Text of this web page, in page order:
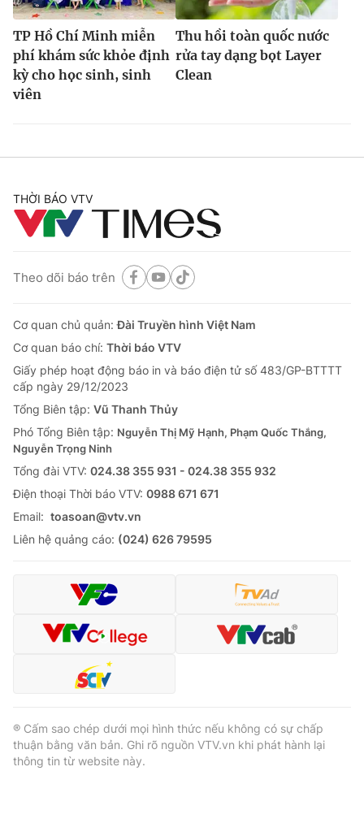
TP Hồ Chí Minh miễn
phí khám sức khỏe định
kỳ cho học sinh, sinh
viên
Thu hồi toàn quốc nước
rửa tay dạng bọt Layer
Clean
THỜI BÁO VTV
Theo dõi báo trên
Cơ quan chủ quản:Đài Truyền hình Việt Nam
Cơ quan báo chí: Thời báo VTV
Giấy phép hoạt động báo in và báo điện tử số 483/GP-BTTTT
cấp ngày 29/12/2023
Tổng Biên tập: Vũ Thanh Thủy
Phó Tổng Biên tập: Nguyễn Thị Mỹ Hạnh, Phạm Quốc Thắng,
Nguyễn Trọng Ninh
Tổng đài VTV: 024.38 355 931 - 024.38 355 932
Ðiện thoại Thời báo VTV: 0988 671 671
Email: toasoan@vtv.vn
Liên hệ quảng cáo: (024) 626 79595
® Cấm sao chép dưới mọi hình thức nếu không có sự chấp
thuận bằng văn bản. Ghi rõ nguồn VTV.vn khi phát hành lại
thông tin từ website này.